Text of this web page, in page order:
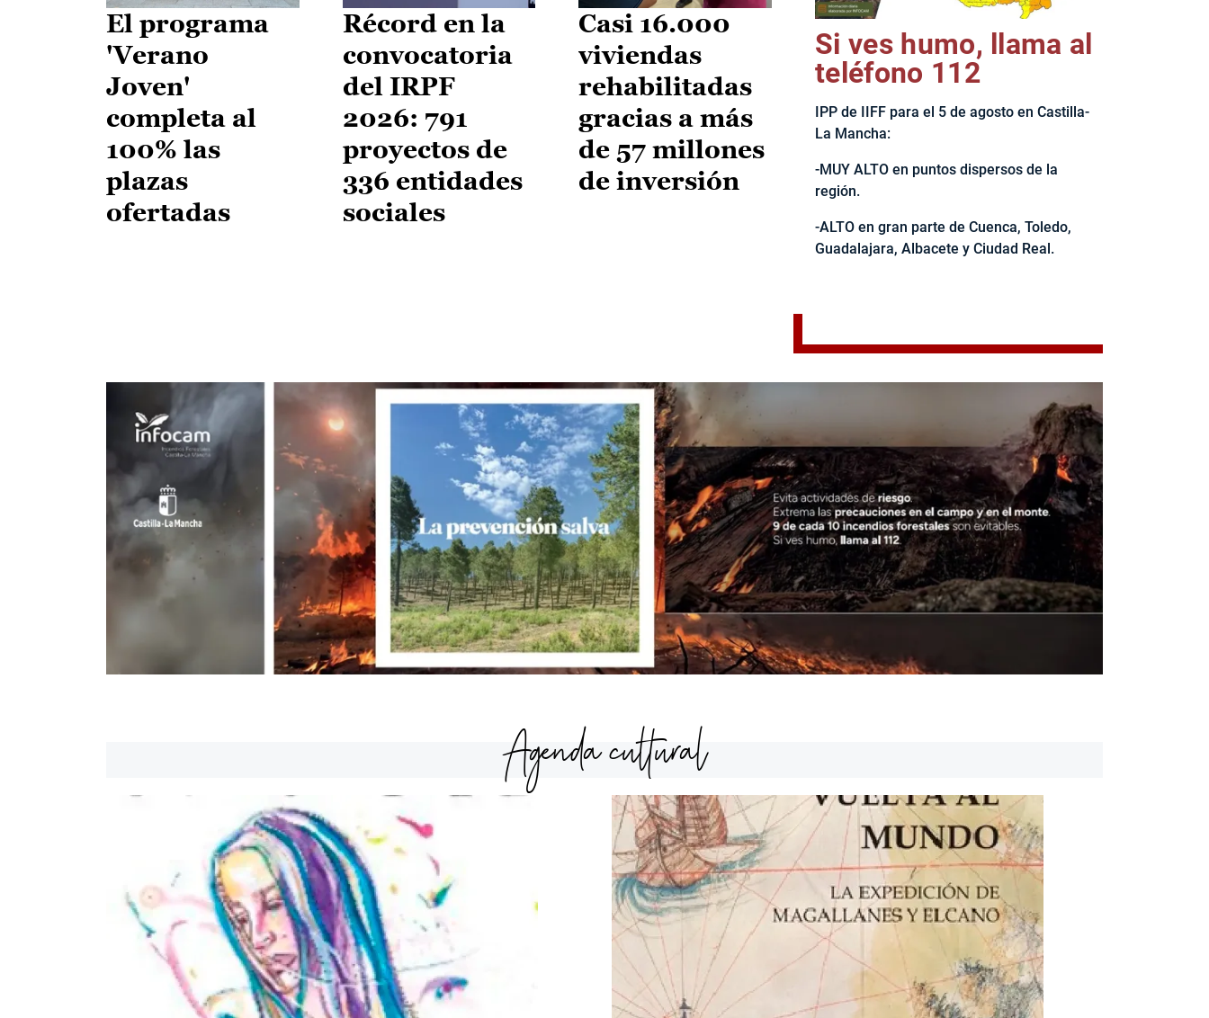
El programa
'Verano
Joven'
completa al
100% las
plazas
ofertadas
Récord en la
convocatoria
del IRPF
2026: 791
proyectos de
336 entidades
sociales
Casi 16.000
viviendas
rehabilitadas
gracias a más
de 57 millones
de inversión
Si ves humo, llama al
teléfono 112
IPP de IIFF para el 5 de agosto en Castilla-
La Mancha:
-MUY ALTO en puntos dispersos de la
región.
-ALTO en gran parte de Cuenca, Toledo,
Guadalajara, Albacete y Ciudad Real.
Agenda cultural